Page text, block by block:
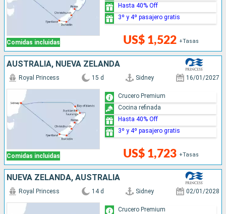
Comidas incluidas US$ 1,522 +Tasas
Hasta 40% Off
3º y 4º pasajero gratis
AUSTRALIA, NUEVA ZELANDA
Comidas incluidas
Royal Princess 15 d Sidney 16/01/2027
US$ 1,723 +Tasas
Crucero Premium
Cocina refinada
Hasta 40% Off
3º y 4º pasajero gratis
NUEVA ZELANDA, AUSTRALIA
Royal Princess 14 d Sidney 02/01/2028
Crucero Premium